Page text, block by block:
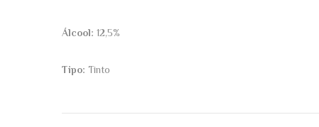
Álcool: 12,5%
Tipo: Tinto